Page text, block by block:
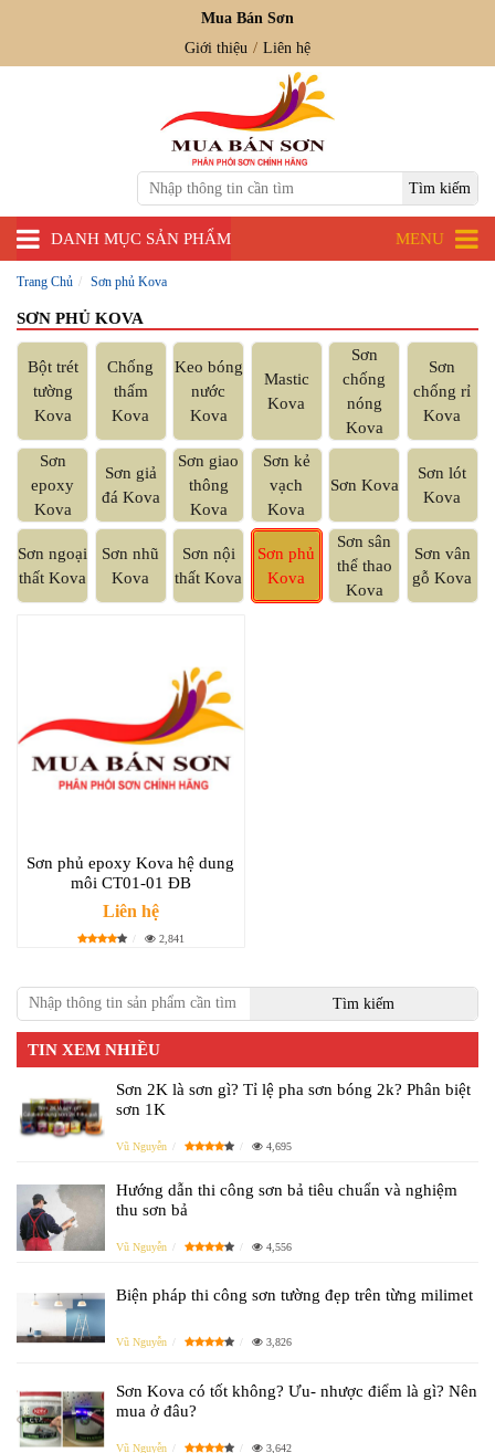
Mua Bán Sơn
Giới thiệu
Liên hệ
DANH MỤC SẢN PHẨM MENU
Trang Chủ Sơn phủ Kova
SƠN PHỦ KOVA
Bột trét
tường
Kova
Chống
thấm
Kova
Keo bóng
nước
Kova
Mastic
Kova
Sơn
chống
nóng
Kova
Sơn
chống rỉ
Kova
Sơn
epoxy
Kova
Sơn giả
đá Kova
Sơn giao
thông
Kova
Sơn kẻ
vạch
Kova
Sơn Kova
Sơn lót
Kova
Sơn ngoại
thất Kova
Sơn nhũ
Kova
Sơn nội
thất Kova
Sơn phủ
Kova
Sơn sân
thể thao
Kova
Sơn vân
gỗ Kova
Sơn phủ epoxy Kova hệ dung
môi CT01-01 ĐB
Liên hệ
2,841
TIN XEM NHIỀU
Sơn 2K là sơn gì? Tỉ lệ pha sơn bóng 2k? Phân biệt
sơn 1K
Vũ Nguyễn 4,695
Hướng dẫn thi công sơn bả tiêu chuẩn và nghiệm
thu sơn bả
Vũ Nguyễn 4,556
Biện pháp thi công sơn tường đẹp trên từng milimet
Vũ Nguyễn 3,826
Sơn Kova có tốt không? Ưu- nhược điểm là gì? Nên
mua ở đâu?
Vũ Nguyễn 3,642